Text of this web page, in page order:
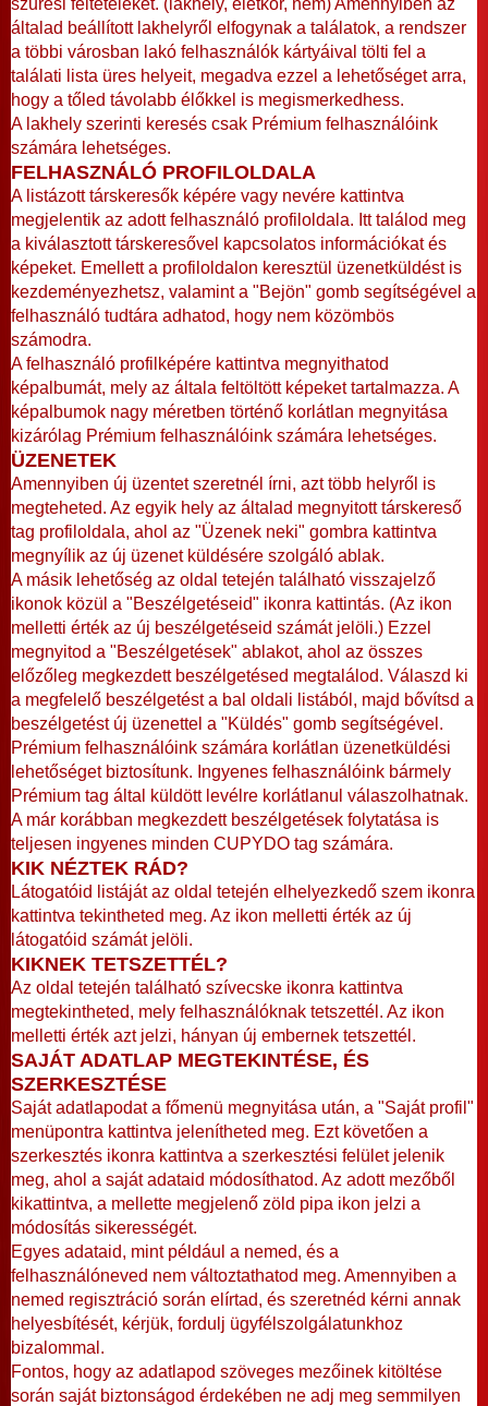
szűrési feltételeket. (lakhely, életkor, nem) Amennyiben az
általad beállított lakhelyről elfogynak a találatok, a rendszer
a többi városban lakó felhasználók kártyáival tölti fel a
találati lista üres helyeit, megadva ezzel a lehetőséget arra,
hogy a tőled távolabb élőkkel is megismerkedhess.
A lakhely szerinti keresés csak Prémium felhasználóink
számára lehetséges.
FELHASZNÁLÓ PROFILOLDALA
A listázott társkeresők képére vagy nevére kattintva
megjelentik az adott felhasználó profiloldala. Itt találod meg
a kiválasztott társkeresővel kapcsolatos információkat és
képeket. Emellett a profiloldalon keresztül üzenetküldést is
kezdeményezhetsz, valamint a "Bejön" gomb segítségével a
felhasználó tudtára adhatod, hogy nem közömbös
számodra.
A felhasználó profilképére kattintva megnyithatod
képalbumát, mely az általa feltöltött képeket tartalmazza. A
képalbumok nagy méretben történő korlátlan megnyitása
kizárólag Prémium felhasználóink számára lehetséges.
ÜZENETEK
Amennyiben új üzentet szeretnél írni, azt több helyről is
megteheted. Az egyik hely az általad megnyitott társkereső
tag profiloldala, ahol az "Üzenek neki" gombra kattintva
megnyílik az új üzenet küldésére szolgáló ablak.
A másik lehetőség az oldal tetején található visszajelző
ikonok közül a "Beszélgetéseid" ikonra kattintás. (Az ikon
melletti érték az új beszélgetéseid számát jelöli.) Ezzel
megnyitod a "Beszélgetések" ablakot, ahol az összes
előzőleg megkezdett beszélgetésed megtalálod. Válaszd ki
a megfelelő beszélgetést a bal oldali listából, majd bővítsd a
beszélgetést új üzenettel a "Küldés" gomb segítségével.
Prémium felhasználóink számára korlátlan üzenetküldési
lehetőséget biztosítunk. Ingyenes felhasználóink bármely
Prémium tag által küldött levélre korlátlanul válaszolhatnak.
A már korábban megkezdett beszélgetések folytatása is
teljesen ingyenes minden CUPYDO tag számára.
KIK NÉZTEK RÁD?
Látogatóid listáját az oldal tetején elhelyezkedő szem ikonra
kattintva tekintheted meg. Az ikon melletti érték az új
látogatóid számát jelöli.
KIKNEK TETSZETTÉL?
Az oldal tetején található szívecske ikonra kattintva
megtekintheted, mely felhasználóknak tetszettél. Az ikon
melletti érték azt jelzi, hányan új embernek tetszettél.
SAJÁT ADATLAP MEGTEKINTÉSE, ÉS
SZERKESZTÉSE
Saját adatlapodat a főmenü megnyitása után, a "Saját profil"
menüpontra kattintva jelenítheted meg. Ezt követően a
szerkesztés ikonra kattintva a szerkesztési felület jelenik
meg, ahol a saját adataid módosíthatod. Az adott mezőből
kikattintva, a mellette megjelenő zöld pipa ikon jelzi a
módosítás sikerességét.
Egyes adataid, mint például a nemed, és a
felhasználóneved nem változtathatod meg. Amennyiben a
nemed regisztráció során elírtad, és szeretnéd kérni annak
helyesbítését, kérjük, fordulj ügyfélszolgálatunkhoz
bizalommal.
Fontos, hogy az adatlapod szöveges mezőinek kitöltése
során saját biztonságod érdekében ne adj meg semmilyen